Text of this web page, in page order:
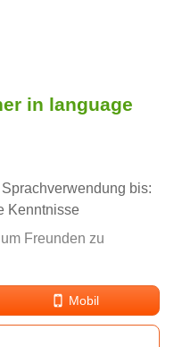
in language
bis:
Kenntnisse
Freunden zu
Mobil